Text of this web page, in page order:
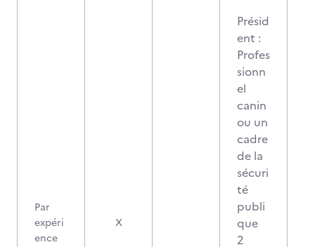
Par
expéri
ence
X
Présid
ent :
Profes
sionn
el
canin
ou un
cadre
de la
sécuri
té
publi
que
2